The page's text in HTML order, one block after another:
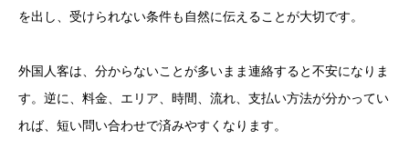
を出し、受けられない条件も自然に伝えることが大切です。
外国人客は、分からないことが多いまま連絡すると不安になりま
す。逆に、料金、エリア、時間、流れ、支払い方法が分かってい
れば、短い問い合わせで済みやすくなります。